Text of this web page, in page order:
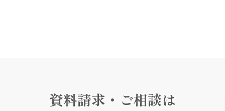
資料請求・ご相談は